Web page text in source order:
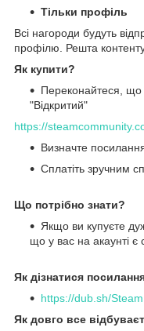
Тільки профіль
Всі нагороди будуть
профілю. Решта
Як купити?
Переконайтеся, що
"Відкритий"
https://
Визначте
Сплатіть зручним
Що потрібно знати?
Якщо ви купуєте
що у вас на акаунті
Як дізнатися
https://dub.sh/
Як довго все